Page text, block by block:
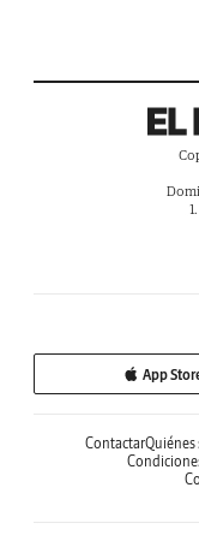
App
ContactarQuiénes